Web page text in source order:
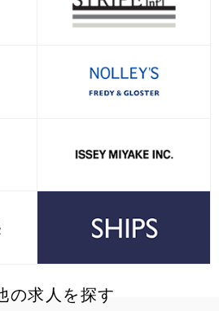
の求人を探す